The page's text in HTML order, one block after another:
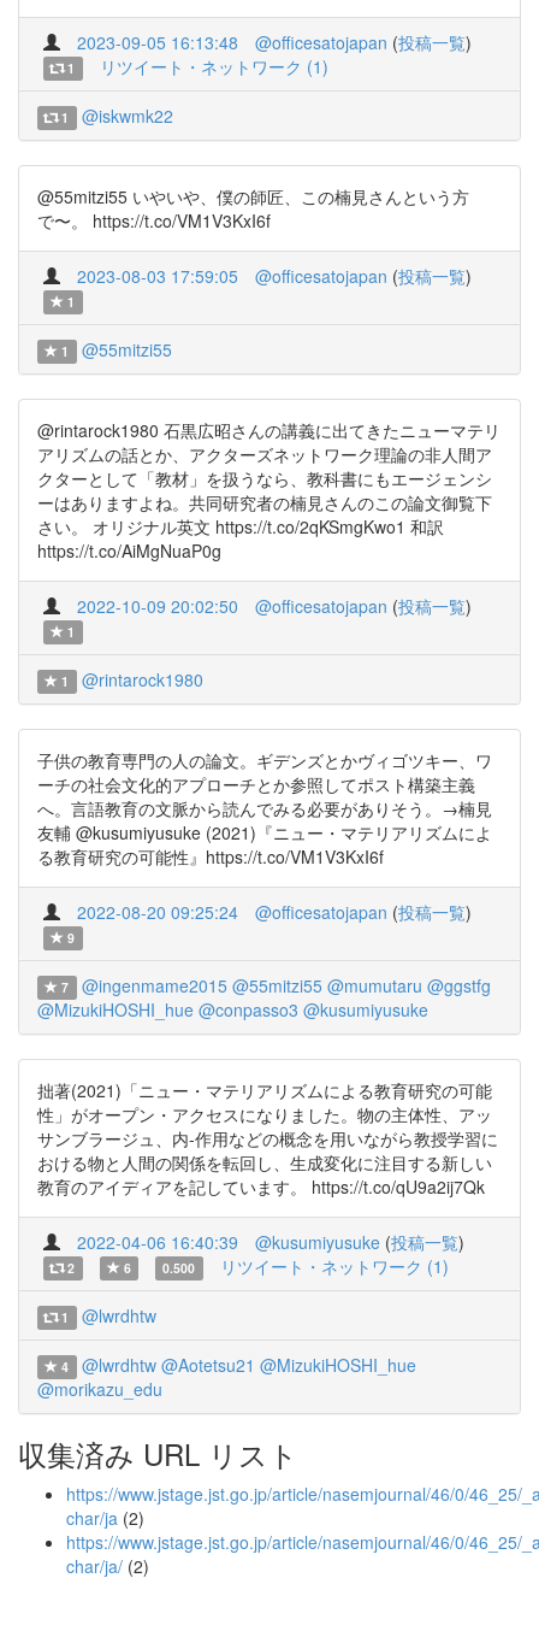
2023-09-05 16:13:48 @officesatojapan (投稿一覧)
1 リツイート・ネットワーク (1)
1 @iskwmk22
@55mitzi55 いやいや、僕の師匠、この楠見さんという方
で〜。 https://t.co/VM1V3KxI6f
2023-08-03 17:59:05 @officesatojapan (投稿一覧)
1
1 @55mitzi55
@rintarock1980 石黒広昭さんの講義に出てきたニューマテリ
アリズムの話とか、アクターズネットワーク理論の非人間ア
クターとして「教材」を扱うなら、教科書にもエージェンシ
ーはありますよね。共同研究者の楠見さんのこの論文御覧下
さい。 オリジナル英文 https://t.co/2qKSmgKwo1 和訳
https://t.co/AiMgNuaP0g
2022-10-09 20:02:50 @officesatojapan (投稿一覧)
1
1 @rintarock1980
子供の教育専門の人の論文。ギデンズとかヴィゴツキー、ワ
ーチの社会文化的アプローチとか参照してポスト構築主義
へ。言語教育の文脈から読んでみる必要がありそう。→楠見
友輔 @kusumiyusuke (2021)『ニュー・マテリアリズムによ
る教育研究の可能性』https://t.co/VM1V3KxI6f
2022-08-20 09:25:24 @officesatojapan (投稿一覧)
9
7 @ingenmame2015 @55mitzi55 @mumutaru @ggstfg
@MizukiHOSHI_hue @conpasso3 @kusumiyusuke
拙著(2021)「ニュー・マテリアリズムによる教育研究の可能
性」がオープン・アクセスになりました。物の主体性、アッ
サンブラージュ、内-作用などの概念を用いながら教授学習に
おける物と人間の関係を転回し、生成変化に注目する新しい
教育のアイディアを記しています。 https://t.co/qU9a2ij7Qk
2022-04-06 16:40:39 @kusumiyusuke (投稿一覧)
2 6 0.500 リツイート・ネットワーク (1)
1 @lwrdhtw
4 @lwrdhtw @Aotetsu21 @MizukiHOSHI_hue
@morikazu_edu
収集済み URL リスト
https://www.jstage.jst.go.jp/article/nasemjournal/46/0/46_25/
char/ja (2)
https://www.jstage.jst.go.jp/article/nasemjournal/46/0/46_25/
char/ja/ (2)